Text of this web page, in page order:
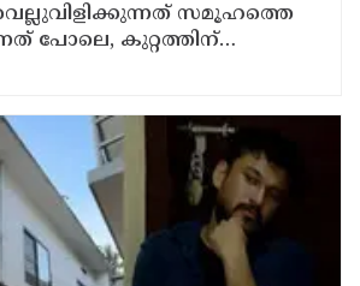
സമൂഹത്തെ
പോലെ, കുറ്റത്തിന്
നല്‍കും':എഡിജിപി